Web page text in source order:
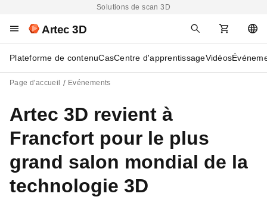
Solutions de scan 3D
Artec 3D
Plateforme de contenuCasCentre d'apprentissageVidéos
Page d'accueil Evénements
Artec 3D revient à
Francfort pour le plus
grand salon mondial de la
technologie 3D